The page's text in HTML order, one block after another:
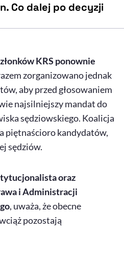
Co dalej po decyzji
KRS ponownie
zorganizowano jednak
aby przed głosowaniem
najsilniejszy mandat do
sędziowskiego. Koalicja
piętnaścioro kandydatów,
sędziów.
oraz
i Administracji
, uważa, że obecne
pozostają